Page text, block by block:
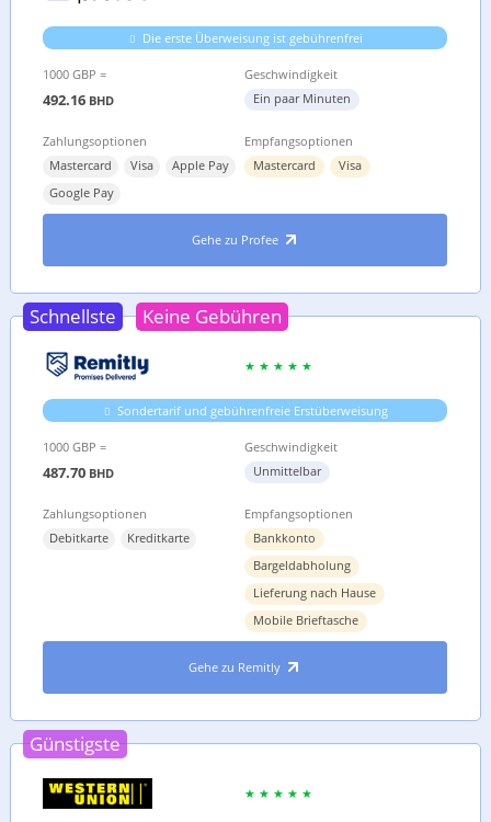
Die erste Überweisung ist gebührenfrei
1000 GBP =
492.16 BHD
Geschwindigkeit
Ein paar Minuten
Zahlungsoptionen
Mastercard
Visa
Apple Pay
Google Pay
Empfangsoptionen
Mastercard
Visa
Gehe zu Profee
Schnellste Keine Gebühren
Sondertarif und gebührenfreie Erstüberweisung
1000 GBP =
487.70 BHD
Geschwindigkeit
Unmittelbar
Zahlungsoptionen
Debitkarte
Kreditkarte
Empfangsoptionen
Bankkonto
Bargeldabholung
Lieferung nach Hause
Mobile Brieftasche
Gehe zu Remitly
Günstigste